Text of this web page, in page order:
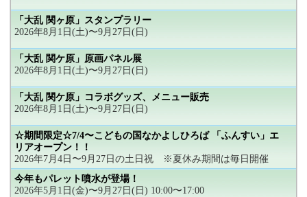
「大乱 関ヶ原」スタンプラリー
2026年8月1日(土)〜9月27日(日)
「大乱 関ケ原」原画パネル展
2026年8月1日(土)〜9月27日(日)
「大乱 関ケ原」コラボグッズ、メニュー販売
2026年8月1日(土)〜9月27日(日)
☆期間限定☆7/4〜こどもの国なかよしひろば 「ふんすい」エ
リアオープン！！
2026年7月4日〜9月27日の土日祝 ※夏休み期間は毎日開催
今年もパレット噴水が登場！
2026年5月1日(金)〜9月27日(日) 10:00〜17:00